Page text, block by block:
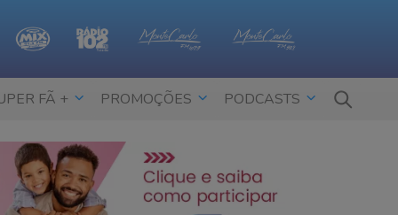
FÃ + PROMOÇÕES PODCASTS